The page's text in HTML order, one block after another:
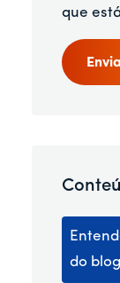
que
do blog